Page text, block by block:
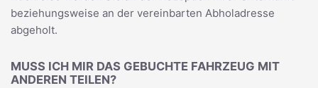
beziehungsweise an der vereinbarten Abholadresse
abgeholt.
MUSS ICH MIR DAS GEBUCHTE FAHRZEUG MIT
ANDEREN TEILEN?